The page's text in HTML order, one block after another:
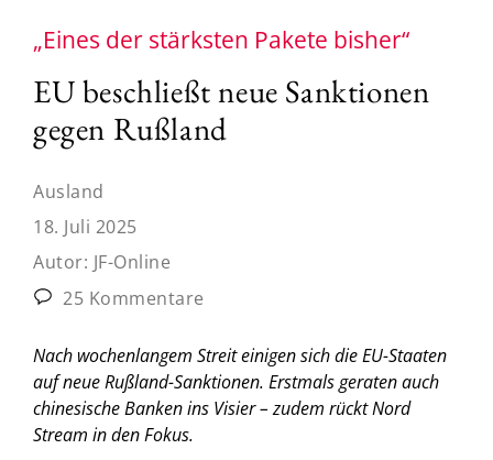
„Eines der stärksten Pakete bisher“
EU beschließt neue Sanktionen
gegen Rußland
Ausland
18. Juli 2025
Autor: JF-Online
25 Kommentare
Nach wochenlangem Streit einigen sich die EU-Staaten
auf neue Rußland-Sanktionen. Erstmals geraten auch
chinesische Banken ins Visier – zudem rückt Nord
Stream in den Fokus.